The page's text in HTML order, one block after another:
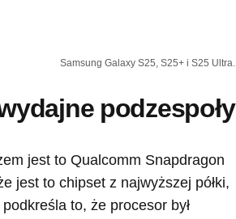
Samsung Galaxy S25, S25+ i S25 Ultra.
podzespoły
jest to Qualcomm Snapdragon
jest to chipset z najwyższej półki,
to, że procesor był